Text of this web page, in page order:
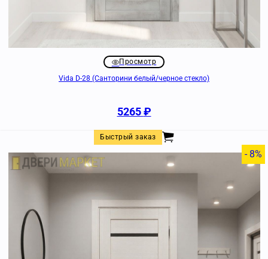
Просмотр
Vida D-28 (Санторини белый/черное стекло)
5265₽
Быстрый заказ
- 8%